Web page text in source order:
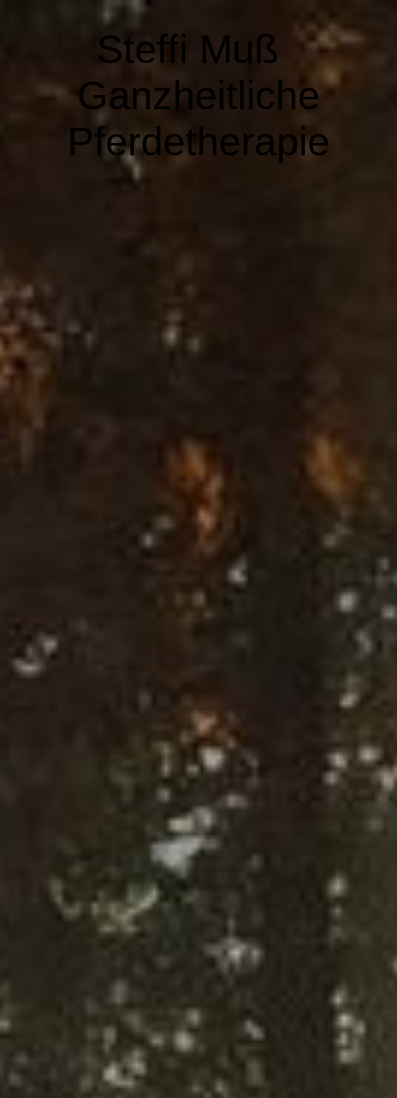
Steffi Muß
Ganzheitliche
Pferdetherapie